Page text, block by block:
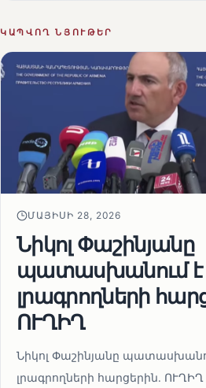
ԿԱՊՎՈՂ ՆՅՈՒԹԵՐ
ՄԱՅԻՍԻ 28, 2026
Նիկոլ Փաշինյանը
պատասխանում է
լրագրողների
ՈՒՂԻՂ
Նիկոլ Փաշինյանը
լրագրողների հարցերին․ ՈՒՂԻՂ